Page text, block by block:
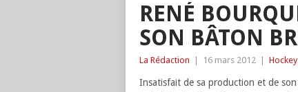
RENÉ
SON BÂTON
La Rédaction 16 mars 2012 Hockey
Insatisfait de sa production et de